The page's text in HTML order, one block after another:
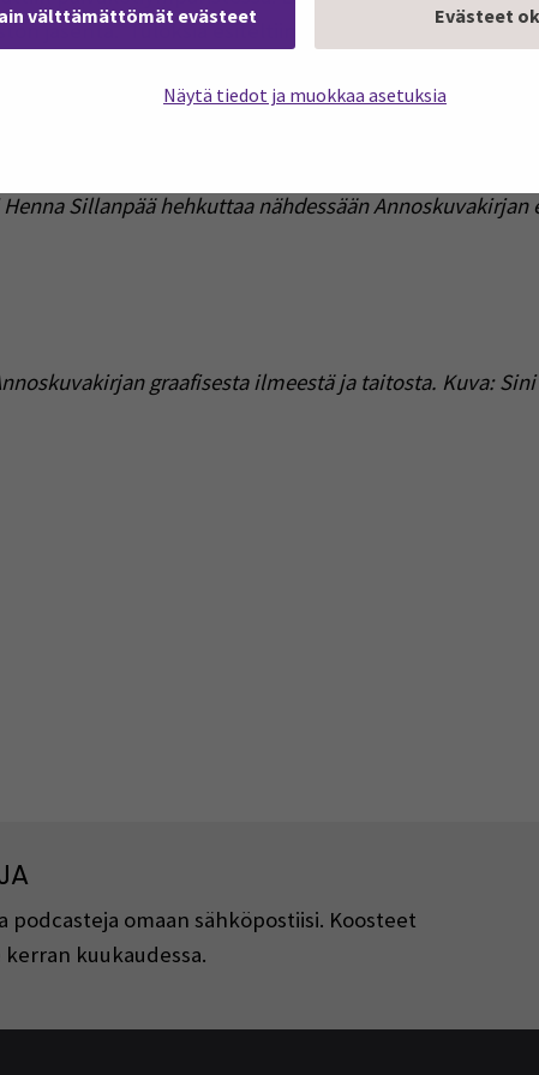
välttämättömät evästeet Evästeet ok
Näytä tiedot ja muokkaa asetuksia
jäsentä. Tuloksia esiteltiin European Public Health
Sillanpää hehkuttaa nähdessään
graafisesta ilmeestä ja taitosta. Kuva:
podcasteja omaan sähköpostiisi. Koosteet
kuukaudessa.